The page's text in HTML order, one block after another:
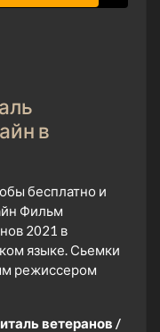
в
бесплатно и
Фильм
2021 в
языке. Сьемки
режиссером
ветеранов /